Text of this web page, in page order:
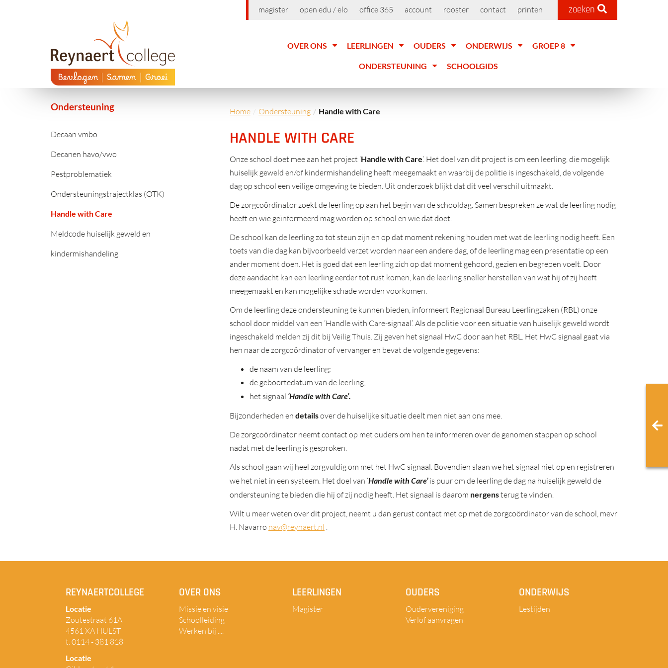
magister open edu / elo office 365 account rooster contact printen zoeken
OVER ONS LEERLINGEN OUDERS ONDERWIJS GROEP 8
ONDERSTEUNING SCHOOLGIDS
Ondersteuning
Decaan vmbo
Decanen havo/vwo
Pestproblematiek
Ondersteuningstrajectklas (OTK)
Handle with Care
Meldcode huiselijk geweld en
kindermishandeling
Home Ondersteuning Handle with Care
HANDLE WITH CARE
Onze school doet mee aan het project ‘Handle with Care’. Het doel van dit project is om een leerling, die mogelijk
huiselijk geweld en/of kindermishandeling heeft meegemaakt en waarbij de politie is ingeschakeld, de volgende
dag op school een veilige omgeving te bieden. Uit onderzoek blijkt dat dit veel verschil uitmaakt.
De zorgcoördinator zoekt de leerling op aan het begin van de schooldag. Samen bespreken ze wat de leerling nodig
heeft en wie geïnformeerd mag worden op school en wie dat doet.
De school kan de leerling zo tot steun zijn en op dat moment rekening houden met wat de leerling nodig heeft. Een
toets van die dag kan bijvoorbeeld verzet worden naar een andere dag, of de leerling mag een presentatie op een
ander moment doen. Het is goed dat een leerling zich op dat moment gehoord, gezien en begrepen voelt. Door
deze aandacht kan een leerling eerder tot rust komen, kan de leerling sneller herstellen van wat hij of zij heeft
meegemaakt en kan mogelijke schade worden voorkomen.
Om de leerling deze ondersteuning te kunnen bieden, informeert Regionaal Bureau Leerlingzaken (RBL) onze
school door middel van een ‘Handle with Care-signaal’. Als de politie voor een situatie van huiselijk geweld wordt
ingeschakeld melden zij dit bij Veilig Thuis. Zij geven het signaal HwC door aan het RBL. Het HwC signaal gaat via
hen naar de zorgcoördinator of vervanger en bevat de volgende gegevens:
de naam van de leerling;
de geboortedatum van de leerling;
het signaal ‘Handle with Care’.
Bijzonderheden en detailsover de huiselijke situatie deelt men niet aan ons mee.
De zorgcoördinator neemt contact op met ouders om hen te informeren over de genomen stappen op school
nadat met de leerling is gesproken.
Als school gaan wij heel zorgvuldig om met het HwC signaal. Bovendien slaan we het signaal niet op en registreren
we het niet in een systeem. Het doel van ‘Handle with Care’is puur om de leerling de dag na huiselijk geweld de
ondersteuning te bieden die hij of zij nodig heeft. Het signaal is daarom nergensterug te vinden.
Wilt u meer weten over dit project, neemt u dan gerust contact met op met de zorgcoördinator van de school, mevr
H. Navarro nav@reynaert.nl .
REYNAERTCOLLEGE
Locatie
Zoutestraat 61A
4561 XA HULST
t. 0114 - 381 818
Locatie
OVER ONS
Missie en visie
Schoolleiding
Werken bij ....
LEERLINGEN
Magister
OUDERS
Oudervereniging
Verlof aanvragen
ONDERWIJS
Lestijden